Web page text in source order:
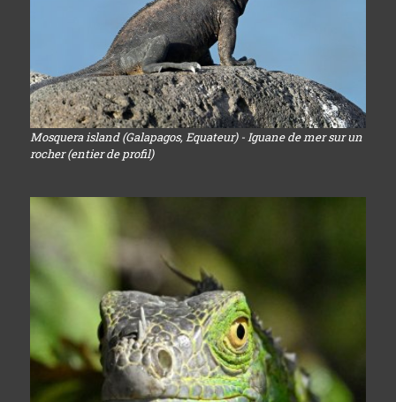
Mosquera island (Galapagos, Equateur) - Iguane de mer sur un
rocher (entier de profil)